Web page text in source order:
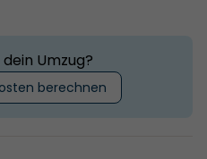
Umzug?
berechnen